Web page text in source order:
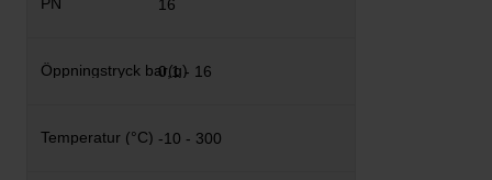
16
0,1 - 16
-10 - 300